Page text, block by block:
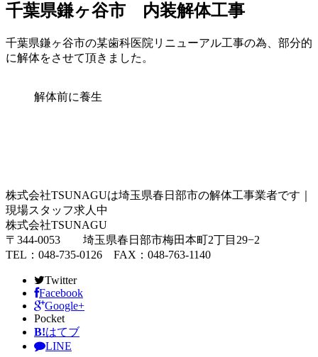
千葉県鎌ヶ谷市 内装解体工事
千葉県鎌ヶ谷市の某歯科医院リニューアル工事の為、部分的
に解体をさせて頂きました。
解体前に養生
株式会社TSUNAGUは埼玉県春日部市の解体工事業者です｜
現場スタッフ求人中
株式会社TSUNAGU
〒344-0053 埼玉県春日部市梅田本町2丁目29−2
TEL：048-735-0126 FAX：048-763-1140
Twitter
Facebook
Google+
Pocket
B!はてブ
LINE